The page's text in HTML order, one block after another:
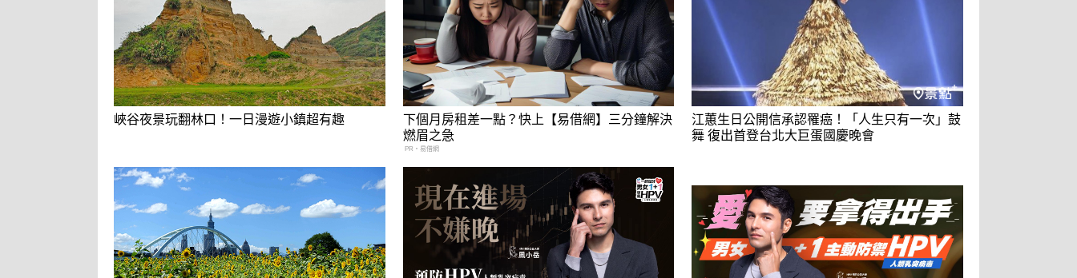
峽谷夜景玩翻林口！一日漫遊小鎮超有趣
下個月房租差一點？快上【易借網】三分鐘解決
燃眉之急
PR・易借網
江蕙生日公開信承認罹癌！「人生只有一次」鼓
舞 復出首登台北大巨蛋國慶晚會